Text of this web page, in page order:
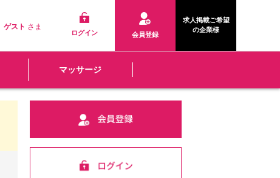
ゲスト さま
ログイン 会員登録
求人掲載ご希望
の企業様
マッサージ